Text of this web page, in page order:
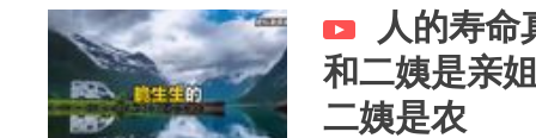
人的寿命
和二姨是亲
二姨是农